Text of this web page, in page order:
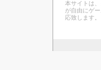
本サイトは
が自由にゲ
応致します。